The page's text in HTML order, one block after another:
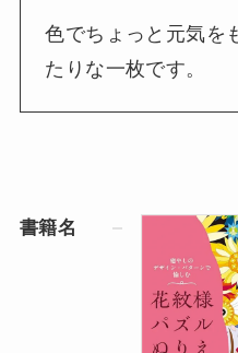
色でちょっと元気を
たりな一枚です。
書籍名